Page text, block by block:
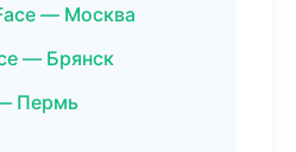
— Москва
— Брянск
Пермь